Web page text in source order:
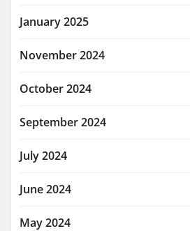
January 2025
November 2024
October 2024
September 2024
July 2024
June 2024
May 2024